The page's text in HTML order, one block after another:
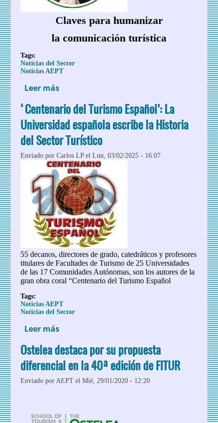
Claves para humanizar
la comunicación turística
Tags:
Noticias del Sector
Noticias AEPT
Leer más
‘Centenario del Turismo Español’: La
Universidad española escribe la Historia
del Sector Turístico
Enviado porCarlos LPel Lun, 03/02/2025 - 16:07
55 decanos, directores de grado, catedráticos y profesores
titulares de Facultades de Turismo de 25 Universidades
de las 17 Comunidades Autónomas, son los autores de la
gran obra coral “Centenario del Turismo Español
Tags:
Noticias AEPT
Noticias del Sector
Leer más sobre ‘Centenario del Turismo Español’:
Historia del Sector Turístico
Ostelea destaca por su propuesta
diferencial en la 40ª edición de FITUR
Enviado porAEPT el Mié, 29/01/2020 - 12:20